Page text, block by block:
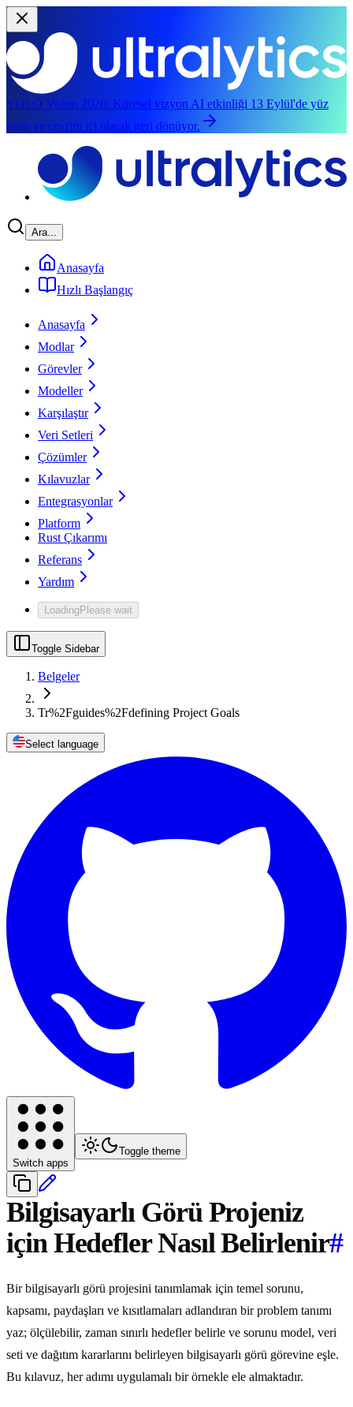
YOLO Vision 2026: Küresel vizyon AI etkinliği 13 Eylül'de yüz
yüze ve çevrim içi olarak geri dönüyor.
Ara...
Anasayfa
Hızlı Başlangıç
Anasayfa
Modlar
Görevler
Modeller
Karşılaştır
Veri Setleri
Çözümler
Kılavuzlar
Entegrasyonlar
Platform
Rust Çıkarımı
Referans
Yardım
LoadingPlease wait
Toggle Sidebar
Belgeler
Tr%2Fguides%2Fdefining Project Goals
Select language
Switch apps
Toggle theme
Bilgisayarlı Görü Projeniz
için Hedefler Nasıl Belirlenir#
Bir bilgisayarlı görü projesini tanımlamak için temel sorunu,
kapsamı, paydaşları ve kısıtlamaları adlandıran bir problem tanımı
yaz; ölçülebilir, zaman sınırlı hedefler belirle ve sorunu model, veri
seti ve dağıtım kararlarını belirleyen bilgisayarlı görü görevine eşle.
Bu kılavuz, her adımı uygulamalı bir örnekle ele almaktadır.